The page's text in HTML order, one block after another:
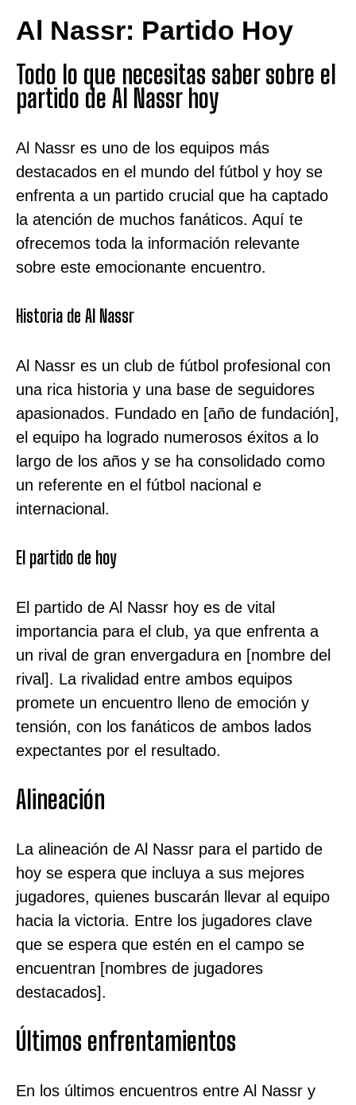
Al Nassr: Partido Hoy
Todo lo que necesitas saber sobre el
partido de Al Nassr hoy
Al Nassr es uno de los equipos más
destacados en el mundo del fútbol y hoy se
enfrenta a un partido crucial que ha captado
la atención de muchos fanáticos. Aquí te
ofrecemos toda la información relevante
sobre este emocionante encuentro.
Historia de Al Nassr
Al Nassr es un club de fútbol profesional con
una rica historia y una base de seguidores
apasionados. Fundado en [año de fundación],
el equipo ha logrado numerosos éxitos a lo
largo de los años y se ha consolidado como
un referente en el fútbol nacional e
internacional.
El partido de hoy
El partido de Al Nassr hoy es de vital
importancia para el club, ya que enfrenta a
un rival de gran envergadura en [nombre del
rival]. La rivalidad entre ambos equipos
promete un encuentro lleno de emoción y
tensión, con los fanáticos de ambos lados
expectantes por el resultado.
Alineación
La alineación de Al Nassr para el partido de
hoy se espera que incluya a sus mejores
jugadores, quienes buscarán llevar al equipo
hacia la victoria. Entre los jugadores clave
que se espera que estén en el campo se
encuentran [nombres de jugadores
destacados].
Últimos enfrentamientos
En los últimos encuentros entre Al Nassr y